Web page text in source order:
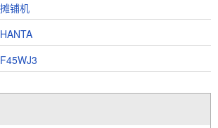
摊铺机
HANTA
F45WJ3